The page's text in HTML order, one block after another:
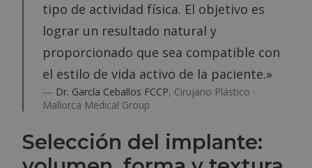
tipo de actividad física. El objetivo es
lograr un resultado natural y
proporcionado que sea compatible con
el estilo de vida activo de la paciente.»
— Dr. García Ceballos FCCP, Cirujano Plástico ·
Mallorca Medical Group
Selección del implante: